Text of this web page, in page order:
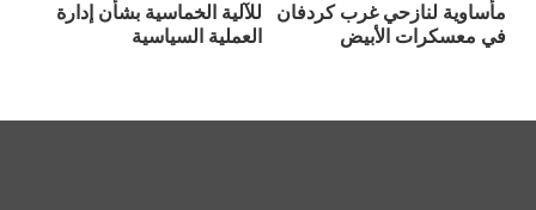
مأساوية لنازحي غرب كردفان
في معسكرات الأبيض
للآلية الخماسية بشأن إدارة
العملية السياسية